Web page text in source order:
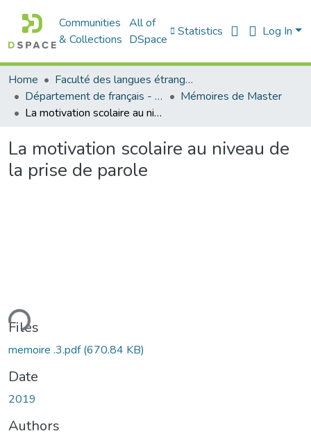
Communities
& Collections
All of
DSpace
Statistics Log In
Home
Faculté des langues étrangères
Département de français - قسم اللغة الفرنسية
Mémoires de Master
La motivation scolaire au niveau de la prise de parole
La motivation scolaire au niveau de
la prise de parole
Files
memoire .3.pdf(670.84 KB)
Date
2019
Authors